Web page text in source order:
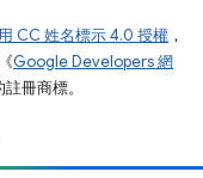
CC 姓名標示 4.0 授權 ，
Google Developers 網
冊商標。